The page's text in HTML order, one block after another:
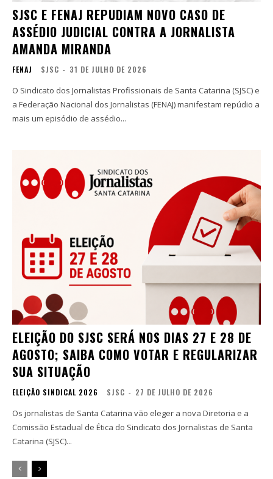
SJSC E FENAJ REPUDIAM NOVO CASO DE
ASSÉDIO JUDICIAL CONTRA A JORNALISTA
AMANDA MIRANDA
FENAJ SJSC - 31 DE JULHO DE 2026
O Sindicato dos Jornalistas Profissionais de Santa Catarina (SJSC) e
a Federação Nacional dos Jornalistas (FENAJ) manifestam repúdio a
mais um episódio de assédio...
ELEIÇÃO DO SJSC SERÁ NOS DIAS 27 E 28 DE
AGOSTO; SAIBA COMO VOTAR E REGULARIZAR
SUA SITUAÇÃO
ELEIÇÃO SINDICAL 2026 SJSC - 27 DE JULHO DE 2026
Os jornalistas de Santa Catarina vão eleger a nova Diretoria e a
Comissão Estadual de Ética do Sindicato dos Jornalistas de Santa
Catarina (SJSC)...